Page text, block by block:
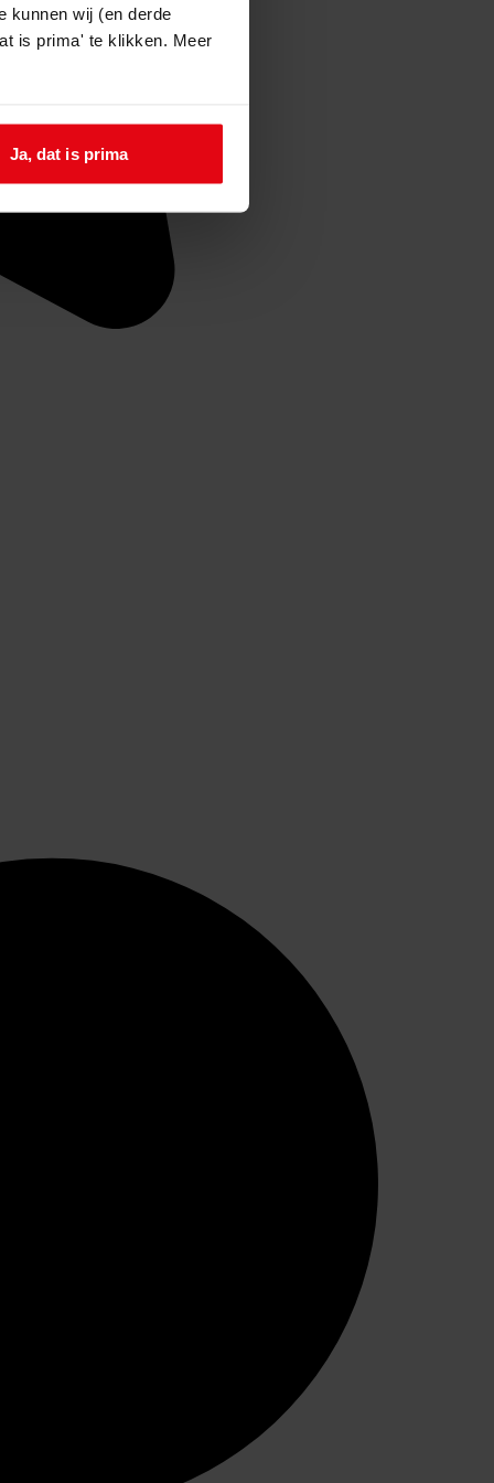
kunnen wij (en derde
is prima' te klikken. Meer
Ja, dat is prima